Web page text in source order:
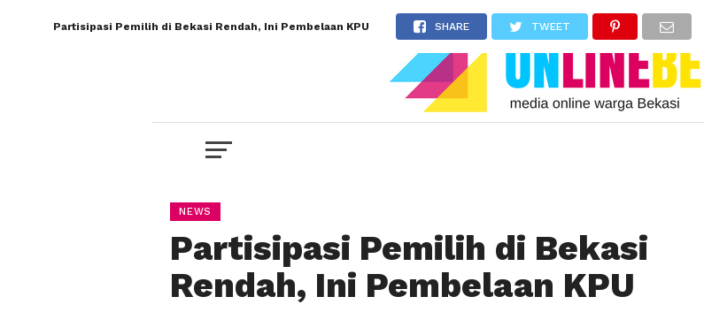
Partisipasi Pemilih di Bekasi Rendah, Ini Pembelaan KPU SHARE TWEET
NEWS
Partisipasi Pemilih di Bekasi
Rendah, Ini Pembelaan KPU